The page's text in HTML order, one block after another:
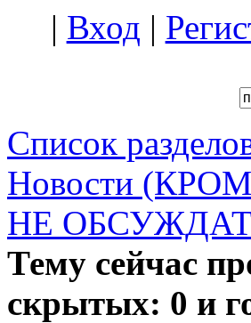
| Вход |
Список
Новости
НЕ
Тему сейчас
скрытых: 0 и